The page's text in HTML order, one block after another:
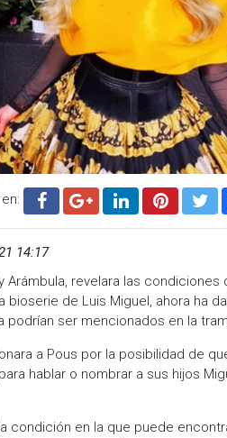
14:17
revelara las condiciones
de Luis Miguel, ahora ha
ser mencionados en la
a Pous por la posibilidad de
hablar o nombrar a sus hijos
condición en la que puede